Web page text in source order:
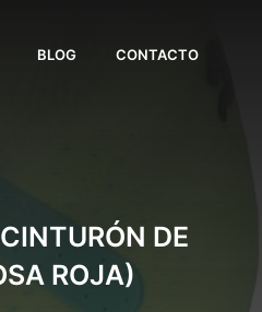
BLOG CONTACTO
DE
ROJA)